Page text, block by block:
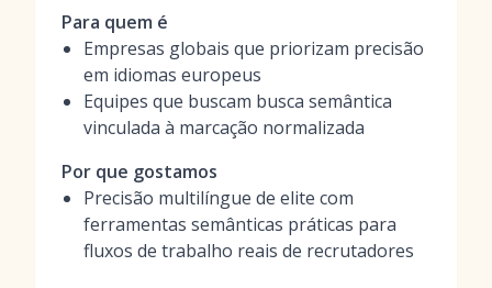
Para quem é
Empresas globais que priorizam precisão
em idiomas europeus
Equipes que buscam busca semântica
vinculada à marcação normalizada
Por que gostamos
Precisão multilíngue de elite com
ferramentas semânticas práticas para
fluxos de trabalho reais de recrutadores